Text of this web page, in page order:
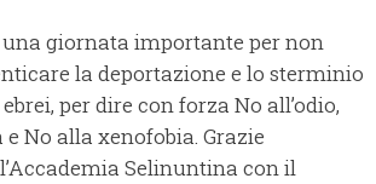
una giornata importante per non
la deportazione e lo sterminio
per dire con forza No all’odio,
No alla xenofobia. Grazie
Selinuntina con il